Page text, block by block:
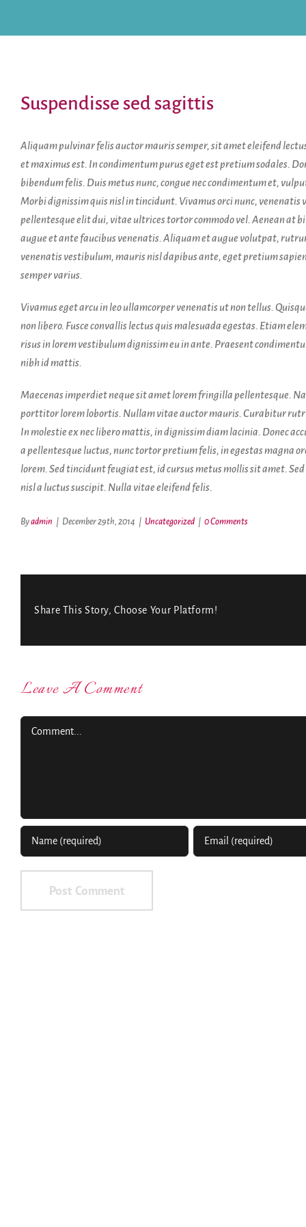
Suspendisse sed sagittis
Aliquam pulvinar felis auctor mauris semper, sit amet eleifend
et maximus est. In condimentum purus eget est pretium sodales.
bibendum felis. Duis metus nunc, congue nec condimentum et,
Morbi dignissim quis nisl in tincidunt. Vivamus orci nunc,
pellentesque elit dui, vitae ultrices tortor commodo vel. Aenean at
augue et ante faucibus venenatis. Aliquam et augue volutpat,
venenatis vestibulum, mauris nisl dapibus ante, eget pretium
semper varius.
Vivamus eget arcu in leo ullamcorper venenatis ut non tellus.
non libero. Fusce convallis lectus quis malesuada egestas. Etiam
risus in lorem vestibulum dignissim eu in ante. Praesent
nibh id mattis.
Maecenas imperdiet neque sit amet lorem fringilla pellentesque.
porttitor lorem lobortis. Nullam vitae auctor mauris. Curabitur
In molestie ex nec libero mattis, in dignissim diam lacinia. Donec
a pellentesque luctus, nunc tortor pretium felis, in egestas magna
lorem. Sed tincidunt feugiat est, id cursus metus mollis sit amet.
nisl a luctus suscipit. Nulla vitae eleifend felis.
Byadmin | December 29th, 2014 | Uncategorized | 0 Comments
Share This Story, Choose Your Platform!
Leave A Comment
Comment